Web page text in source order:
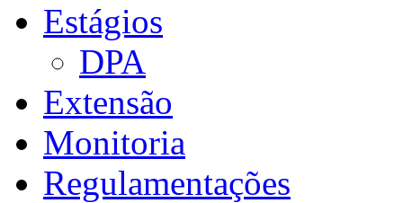
Estágios
DPA
Extensão
Monitoria
Regulamentações